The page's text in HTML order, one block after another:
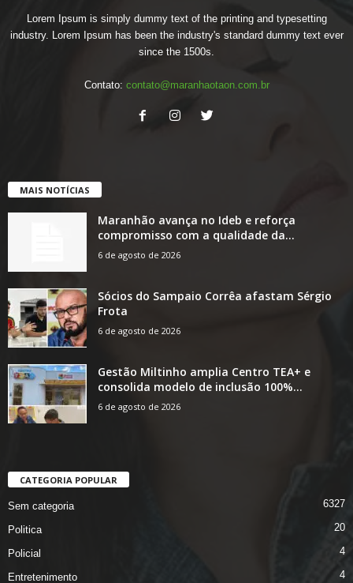
Lorem Ipsum is simply dummy text of the printing and typesetting
industry. Lorem Ipsum has been the industry's standard dummy text ever
since the 1500s.
Contato: contato@maranhaotaon.com.br
MAIS NOTÍCIAS
Maranhão avança no Ideb e reforça
compromisso com a qualidade da...
6 de agosto de 2026
Sócios do Sampaio Corrêa afastam Sérgio
Frota
6 de agosto de 2026
Gestão Miltinho amplia Centro TEA+ e
consolida modelo de inclusão 100%...
6 de agosto de 2026
CATEGORIA POPULAR
Sem categoria 6327
Politica 20
Policial 4
Entretenimento 4